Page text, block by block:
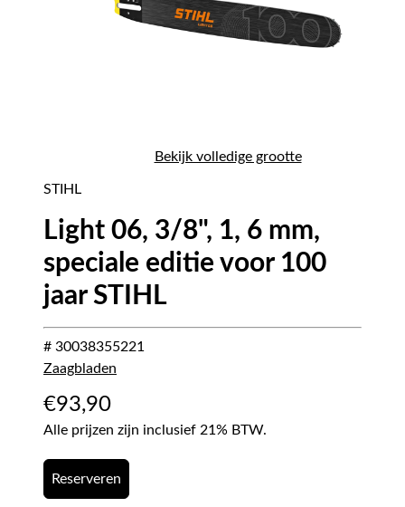
Bekijk volledige grootte
STIHL
Light 06, 3/8", 1, 6 mm,
speciale editie voor 100
jaar STIHL
# 30038355221
Zaagbladen
€93,90
Alle prijzen zijn inclusief 21% BTW.
Reserveren